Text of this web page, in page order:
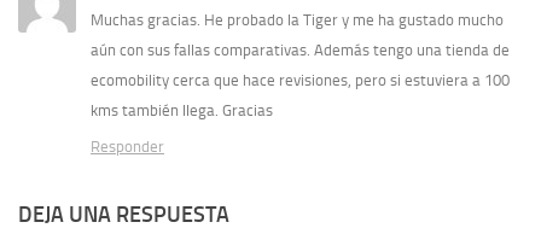
Muchas gracias. He probado la Tiger y me ha gustado mucho
aún con sus fallas comparativas. Además tengo una tienda de
ecomobility cerca que hace revisiones, pero si estuviera a 100
kms también llega. Gracias
Responder
DEJA UNA RESPUESTA